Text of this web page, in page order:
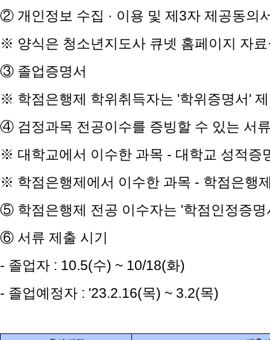
② 개인정보 수집 · 이용 및 제3자 제공동의
※ 양식은 청소년지도사 큐넷 홈페이지 자
③ 졸업증명서
※ 학점은행제 학위취득자는 '학위증명서'
④ 검정과목 전공이수를 증빙할 수 있는 서
※ 대학교에서 이수한 과목 - 대학교 성적증
※ 학점은행제에서 이수한 과목 - 학점은행
⑤ 학점은행제 전공 이수자는 '학점인정증
⑥ 서류 제출 시기
- 졸업자 : 10.5(수) ~ 10/18(화)
- 졸업예정자 : '23.2.16(목) ~ 3.2(목)